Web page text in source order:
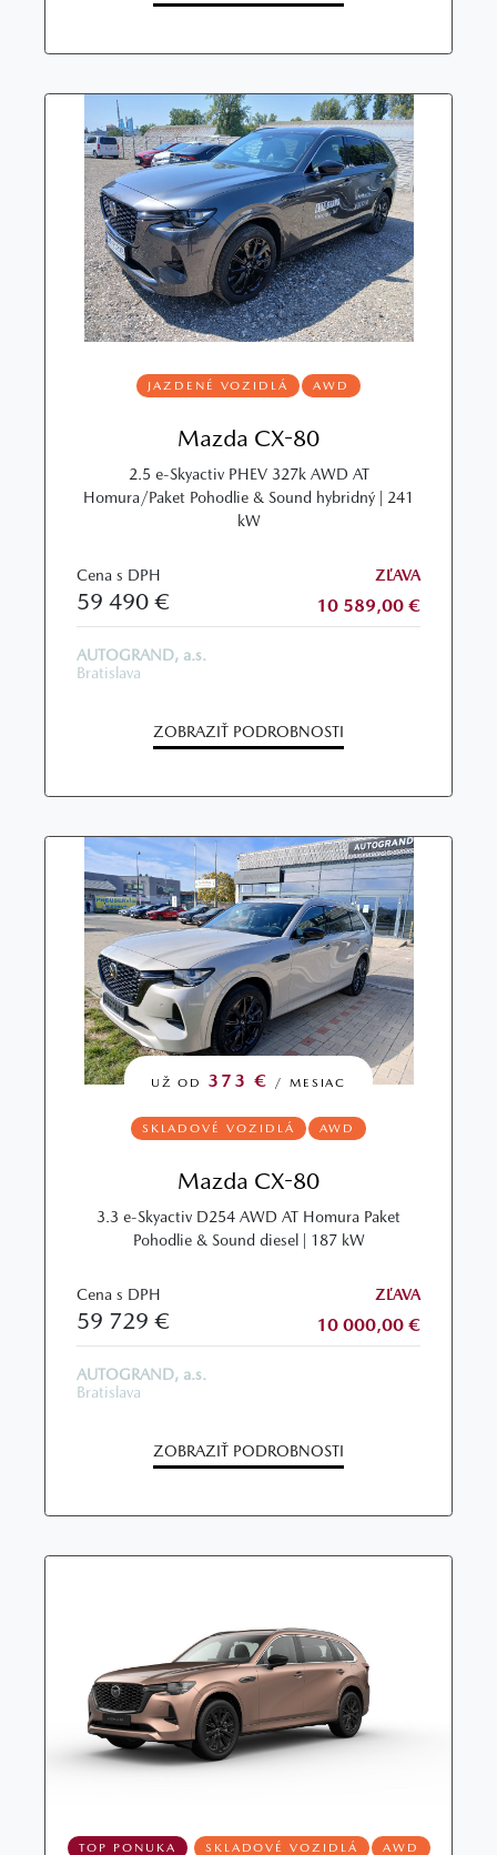
JAZDENÉ VOZIDLÁ AWD
Mazda CX-80
2.5 e-Skyactiv PHEV 327k AWD AT
Homura/Paket Pohodlie & Sound hybridný | 241
kW
Cena s DPH
59 490 €
ZĽAVA
10 589,00 €
AUTOGRAND, a.s.
Bratislava
ZOBRAZIŤ PODROBNOSTI
UŽ OD 373 € / MESIAC
SKLADOVÉ VOZIDLÁ AWD
Mazda CX-80
3.3 e-Skyactiv D254 AWD AT Homura Paket
Pohodlie & Sound diesel | 187 kW
Cena s DPH
59 729 €
ZĽAVA
10 000,00 €
AUTOGRAND, a.s.
Bratislava
ZOBRAZIŤ PODROBNOSTI
TOP PONUKA SKLADOVÉ VOZIDLÁ AWD